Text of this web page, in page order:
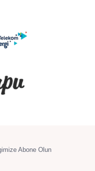
Abone Olun